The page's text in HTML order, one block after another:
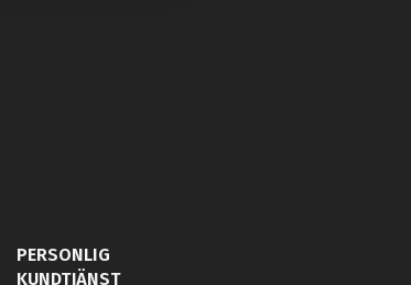
PERSONLIG
KUNDTJÄNST